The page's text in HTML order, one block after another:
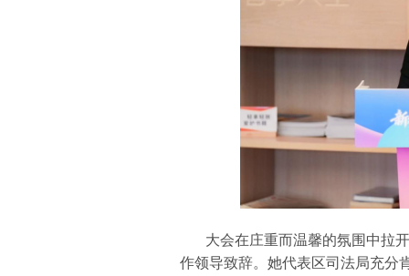
大会在庄重而温馨的氛围中拉开
作领导致辞。她代表区司法局充分